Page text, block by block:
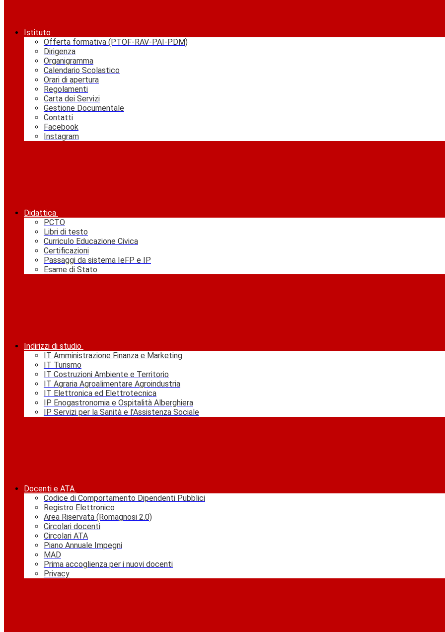
Istituto
Offerta formativa (PTOF-RAV-PAI-PDM)
Dirigenza
Organigramma
Calendario Scolastico
Orari di apertura
Regolamenti
Carta dei Servizi
Gestione Documentale
Contatti
Facebook
Instagram
Didattica
PCTO
Libri di testo
Curriculo Educazione Civica
Certificazioni
Passaggi da sistema IeFP e IP
Esame di Stato
Indirizzi di studio
IT Amministrazione Finanza e Marketing
IT Turismo
IT Costruzioni Ambiente e Territorio
IT Agraria Agroalimentare Agroindustria
IT Elettronica ed Elettrotecnica
IP Enogastronomia e Ospitalità Alberghiera
IP Servizi per la Sanità e l'Assistenza Sociale
Docenti e ATA
Codice di Comportamento Dipendenti Pubblici
Registro Elettronico
Area Riservata (Romagnosi 2.0)
Circolari docenti
Circolari ATA
Piano Annuale Impegni
MAD
Prima accoglienza per i nuovi docenti
Privacy